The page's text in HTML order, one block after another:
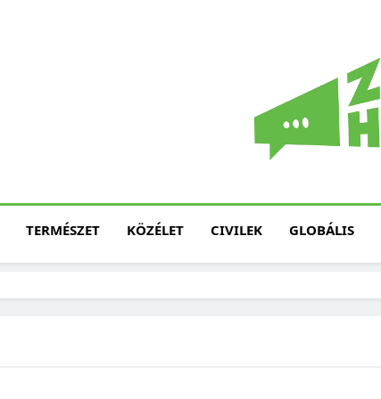
TERMÉSZET KÖZÉLET CIVILEK GLOBÁLIS